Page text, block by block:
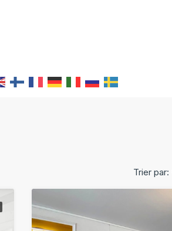
Trier par:
VENTE EXCLUSIVITÉ